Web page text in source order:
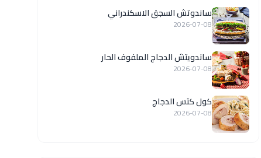
ساندوتش السجق الاسكندراني
2026-07-08
ساندويتش الدجاج الملفوف الحار
2026-07-08
كول كتس الدجاج
2026-07-08